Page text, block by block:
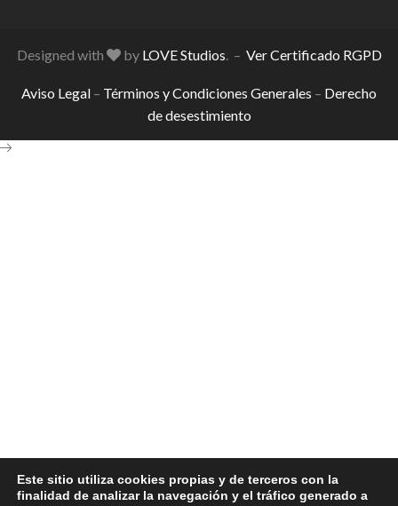
Designed with by LOVE Studios. – Ver Certificado RGPD
Aviso Legal – Términos y Condiciones Generales – Derecho
de desestimiento
Este sitio utiliza cookies propias y de terceros con la
finalidad de analizar la navegación y el tráfico generado a